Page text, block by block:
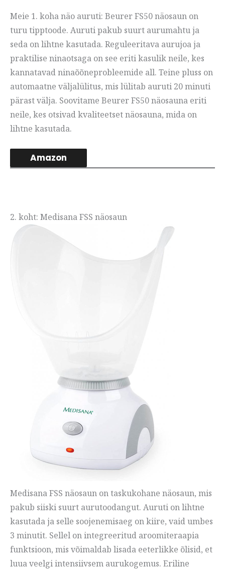
Meie 1. koha näo auruti: Beurer FS50 näosaun on
turu tipptoode. Auruti pakub suurt aurumahtu ja
seda on lihtne kasutada. Reguleeritava aurujoa ja
praktilise ninaotsaga on see eriti kasulik neile, kes
kannatavad ninaõõneprobleemide all. Teine pluss on
automaatne väljalülitus, mis lülitab auruti 20 minuti
pärast välja. Soovitame Beurer FS50 näosauna eriti
neile, kes otsivad kvaliteetset näosauna, mida on
lihtne kasutada.
Amazon
2. koht: Medisana FSS näosaun
Medisana FSS näosaun on taskukohane näosaun, mis
pakub siiski suurt aurutoodangut. Auruti on lihtne
kasutada ja selle soojenemisaeg on kiire, vaid umbes
3 minutit. Sellel on integreeritud aroomiteraapia
funktsioon, mis võimaldab lisada eeterlikke õlisid, et
luua veelgi intensiivsem aurukogemus. Eriline